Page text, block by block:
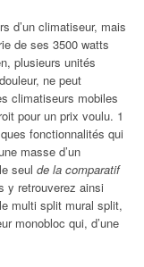
d’un climatiseur, mais
de ses 3500 watts
plusieurs unités
ne peut
climatiseurs mobiles
pour un prix voulu. 1
fonctionnalités qui
masse d’un
seul de la comparatif
y retrouverez ainsi
multi split mural split,
monobloc qui, d’une